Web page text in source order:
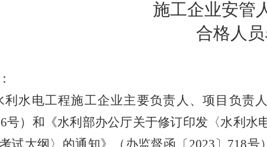
施工企业安管
合格人
利水电工程施工企业主要负责人、项目负
号） 和《水利部办公厅关于修订印发 〈水利水
试大纲 〉 的通知》 （ 办监督函 〔 2023〕 718号）